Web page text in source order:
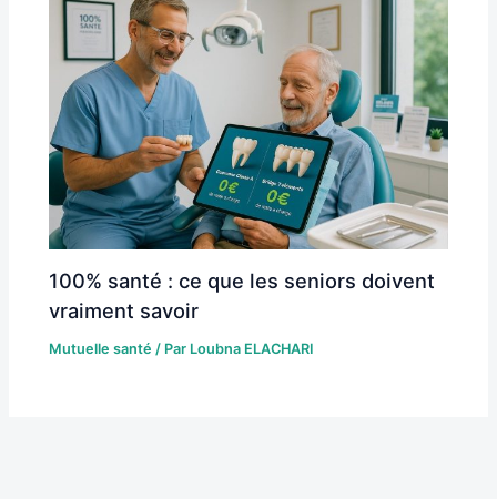
100% santé : ce que les seniors doivent
vraiment savoir
Mutuelle santé / Par Loubna ELACHARI